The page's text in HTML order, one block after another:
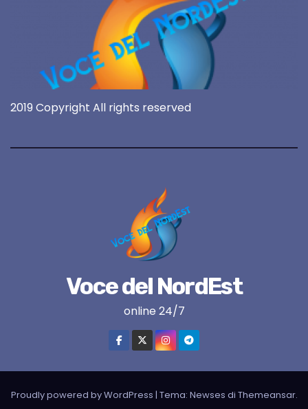
2019 Copyright All rights reserved
Voce del NordEst
online 24/7
Proudly powered by WordPress | Tema: Newses di Themeansar.